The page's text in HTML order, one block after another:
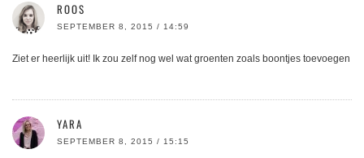
ROOS
SEPTEMBER 8, 2015 / 14:59
Ziet er heerlijk uit! Ik zou zelf nog wel wat groenten zoals boontjes toevoegen
YARA
SEPTEMBER 8, 2015 / 15:15